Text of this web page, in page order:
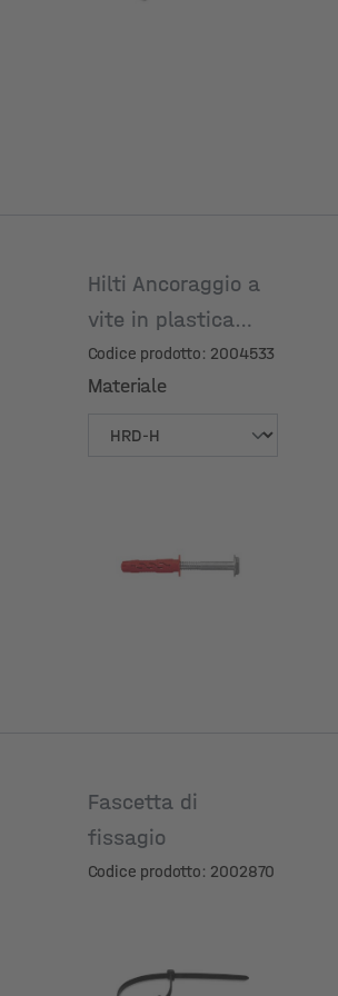
Hilti Ancoraggio a
vite in plastica
HRD-H 10x80 mm
Codice prodotto: 2004533
Materiale
Materiale
Fascetta di
fissagio
Codice prodotto: 2002870